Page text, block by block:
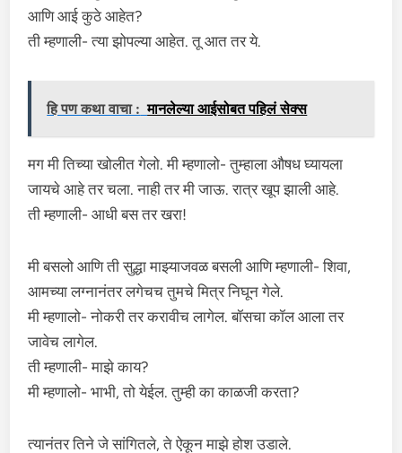
आणि आई कुठे आहेत?
ती म्हणाली- त्या झोपल्या आहेत. तू आत तर ये.
हि पण कथा वाचा : मानलेल्या आईसोबत पहिलं सेक्स
मग मी तिच्या खोलीत गेलो. मी म्हणालो- तुम्हाला औषध घ्यायला
जायचे आहे तर चला. नाही तर मी जाऊ. रात्र खूप झाली आहे.
ती म्हणाली- आधी बस तर खरा!
मी बसलो आणि ती सुद्धा माझ्याजवळ बसली आणि म्हणाली- शिवा,
आमच्या लग्नानंतर लगेचच तुमचे मित्र निघून गेले.
मी म्हणालो- नोकरी तर करावीच लागेल. बॉसचा कॉल आला तर
जावेच लागेल.
ती म्हणाली- माझे काय?
मी म्हणालो- भाभी, तो येईल. तुम्ही का काळजी करता?
त्यानंतर तिने जे सांगितले, ते ऐकून माझे होश उडाले.